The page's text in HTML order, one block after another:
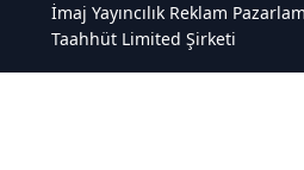
İmaj Yayıncılık Reklam
Taahhüt Limited Şirketi